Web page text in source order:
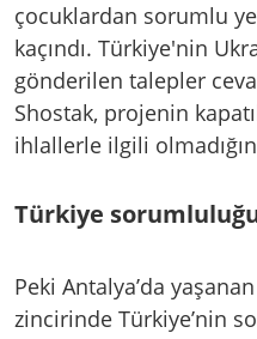
çocuklardan sorumlu
kaçındı. Türkiye'nin
gönderilen talepler
Shostak, projenin
ihlallerle ilgili
Türkiye
Peki Antalya’da
zincirinde Türkiye’nin